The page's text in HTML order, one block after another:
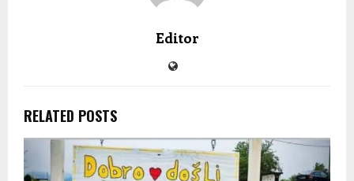
Editor
RELATED POSTS